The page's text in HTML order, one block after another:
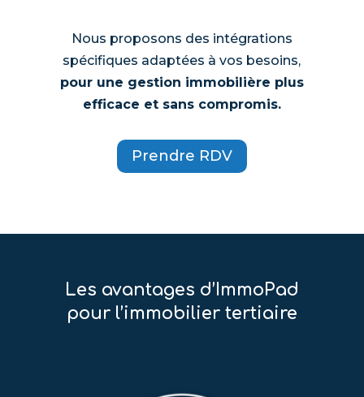
Nous proposons des intégrations
spécifiques adaptées à vos besoins,
pour une gestion immobilière plus
efficace et sans compromis.
Prendre RDV
Les avantages d’ImmoPad
pour l’immobilier tertiaire